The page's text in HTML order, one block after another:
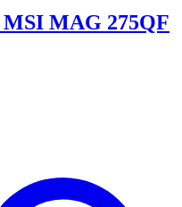
MAG 275QF